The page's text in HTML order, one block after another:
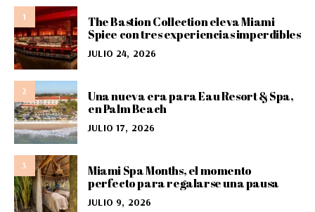
1
The Bastion Collection eleva Miami
Spice con tres experiencias imperdibles
JULIO 24, 2026
2
Una nueva era para Eau Resort & Spa,
en Palm Beach
JULIO 17, 2026
3
Miami Spa Months, el momento
perfecto para regalarse una pausa
JULIO 9, 2026